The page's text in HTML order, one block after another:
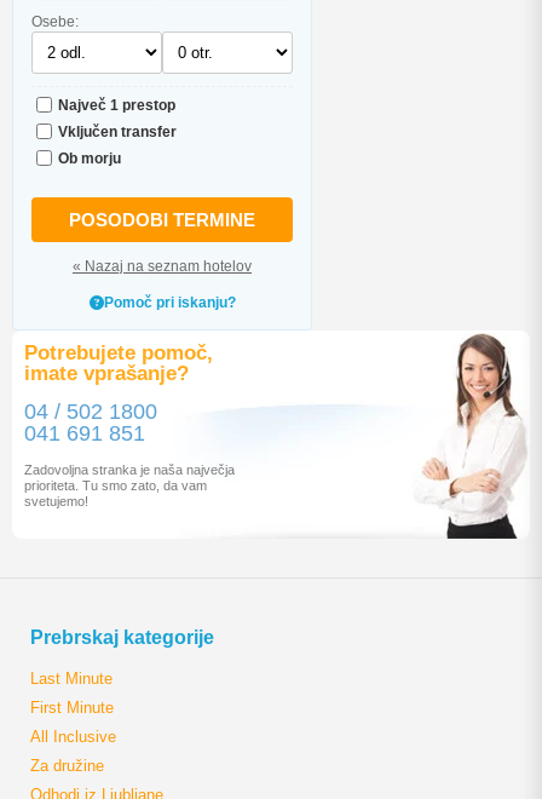
Osebe:
Največ 1 prestop
Vključen transfer
Ob morju
POSODOBI TERMINE
« Nazaj na seznam hotelov
Pomoč pri iskanju?
Potrebujete pomoč,
imate vprašanje?
04 / 502 1800
041 691 851
Zadovoljna stranka je naša največja
prioriteta. Tu smo zato, da vam
svetujemo!
Prebrskaj kategorije
Last Minute
First Minute
All Inclusive
Za družine
Odhodi iz Ljubljane